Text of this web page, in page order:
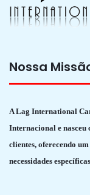
Nossa
A Lag International
Internacional e nasceu
clientes, oferecendo
necessidades